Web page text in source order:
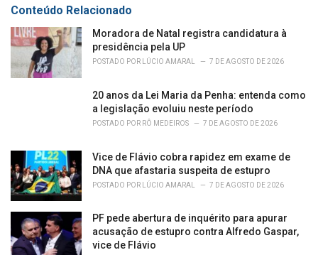
e
Conteúdo Relacionado
Moradora de Natal registra candidatura à
presidência pela UP
POSTADO POR LÚCIO AMARAL 7 DE AGOSTO DE 2026
20 anos da Lei Maria da Penha: entenda como
a legislação evoluiu neste período
POSTADO POR RÔ MEDEIROS 7 DE AGOSTO DE 2026
Vice de Flávio cobra rapidez em exame de
DNA que afastaria suspeita de estupro
POSTADO POR LÚCIO AMARAL 7 DE AGOSTO DE 2026
PF pede abertura de inquérito para apurar
acusação de estupro contra Alfredo Gaspar,
vice de Flávio